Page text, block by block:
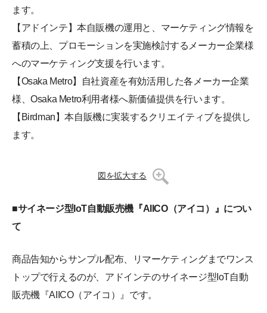
ます。
【アドインテ】本自販機の運用と、マーケティング情報を
蓄積の上、プロモーションを実施検討するメーカー企業様
へのマーケティング支援を行います。
【Osaka Metro】自社資産を有効活用した各メーカー企業
様、Osaka Metro利用者様へ新価値提供を行います。
【Birdman】本自販機に実装するクリエイティブを提供し
ます。
図を拡大する
■サイネージ型IoT自動販売機『AIICO（アイコ）』につい
て
商品告知からサンプル配布、リマーケティングまでワンス
トップで行えるのが、アドインテのサイネージ型IoT自動
販売機『AIICO（アイコ）』です。